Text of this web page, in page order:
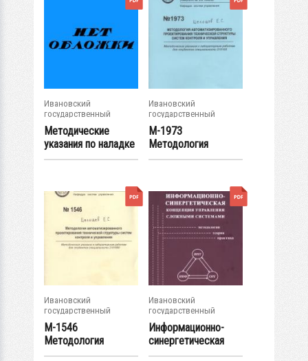
Ивановский
государственный
энергетический...
Методические
указания по наладке
автоматических...
Ивановский
государственный
энергетический...
М-1973
Методология
автоматизированног
Ивановский
государственный
энергетический...
М-1546
Методология
автоматизированног
Ивановский
государственный
энергетический...
Информационно-
синергетическая
концепция...